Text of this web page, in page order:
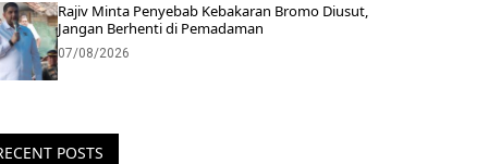
Rajiv Minta Penyebab Kebakaran Bromo Diusut,
Jangan Berhenti di Pemadaman
07/08/2026
POSTS